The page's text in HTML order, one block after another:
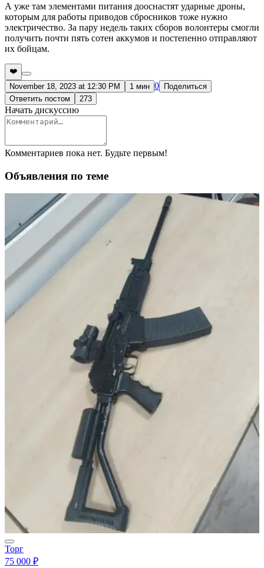
А уже там элементами питания дооснастят ударные дроны,
которым для работы приводов сбросников тоже нужно
электричество. За пару недель таких сборов волонтеры смогли
получить почти пять сотен аккумов и постепенно отправляют
их бойцам.
❤️
November 18, 2023 at 12:30 PM
1 мин 0
Поделиться
Ответить постом
273
Начать дискуссию
Комментариев пока нет. Будьте первым!
Объявления по теме
Торг
75 000 ₽